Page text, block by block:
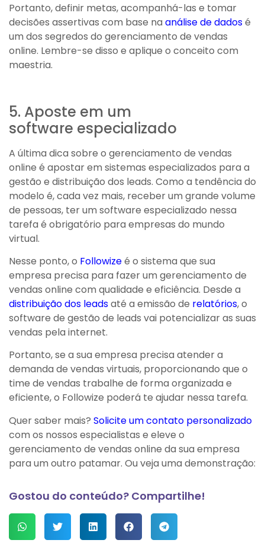
Portanto, definir metas, acompanhá-las e tomar
decisões assertivas com base na análise de dadosé
um dos segredos do gerenciamento de vendas
online. Lembre-se disso e aplique o conceito com
maestria.
5. Aposte em um
software especializado
A última dica sobre o gerenciamento de vendas
online é apostar em sistemas especializados para a
gestão e distribuição dos leads. Como a tendência do
modelo é, cada vez mais, receber um grande volume
de pessoas, ter um software especializado nessa
tarefa é obrigatório para empresas do mundo
virtual.
Nesse ponto, o Followizeé o sistema que sua
empresa precisa para fazer um gerenciamento de
vendas online com qualidade e eficiência. Desde a
distribuição dos leadsaté a emissão de relatórios, o
software de gestão de leads vai potencializar as suas
vendas pela internet.
Portanto, se a sua empresa precisa atender a
demanda de vendas virtuais, proporcionando que o
time de vendas trabalhe de forma organizada e
eficiente, o Followize poderá te ajudar nessa tarefa.
Quer saber mais? Solicite um contato personalizado
com os nossos especialistas e eleve o
gerenciamento de vendas online da sua empresa
para um outro patamar. Ou veja uma demonstração:
Gostou do conteúdo? Compartilhe!